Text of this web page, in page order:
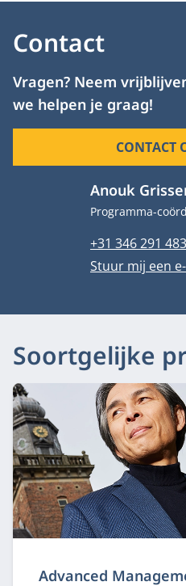
Contact
Vragen? Neem
we helpen je graag!
CONTACT
Anouk
Functietitel
Programma-
Telefoonnummer
+31 346 291 483
E-mailadres
Stuur mij een
Soortgelijke
Advanced